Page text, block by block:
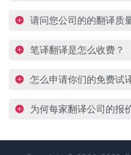
请问您公司的的翻译质
笔译翻译是怎么收费？
怎么申请你们的免费试
为何每家翻译公司的报